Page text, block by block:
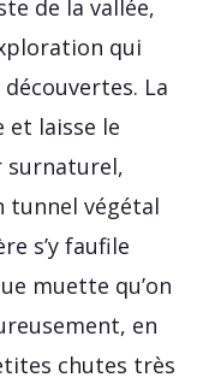
de la vallée,
qui
La
et laisse le
surnaturel,
tunnel végétal
s’y faufile
muette qu’on
en
chutes très